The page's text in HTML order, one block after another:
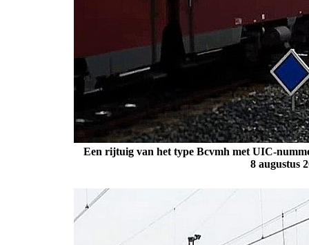
Een rijtuig van het type Bcvmh met UIC-
8 augustus